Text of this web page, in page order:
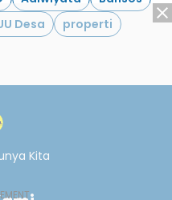
Desa properti
Kita